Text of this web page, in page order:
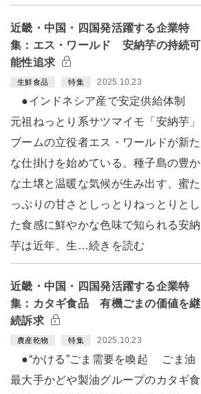
近畿・中国・四国発活躍する企業特
集：エス・ワールド 安納芋の持続可
能性追求
生鮮食品 特集 2025.10.23
●インドネシア産で安定供給体制
元祖ねっとり系サツマイモ「安納芋」
ブームの立役者エス・ワールドが新た
な仕掛けを始めている。種子島の豊か
な土壌と温暖な気候が生み出す、蜜た
っぷりの甘さとしっとりねっとりとし
た食感に鮮やかな色味で知られる安納
芋は近年、生…続きを読む
近畿・中国・四国発活躍する企業特
集：カタギ食品 有機ごまの価値を継
続訴求
農産乾物 特集 2025.10.23
●“かける”ごま需要を喚起 ごま油
最大手かどや製油グループのカタギ食